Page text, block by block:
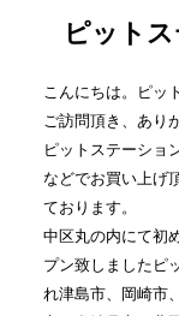
ピット
こんにちは。ピッ
ご訪問頂き、あり
ピットステーショ
などでお買い上げ
ております。
中区丸の内にて初
プン致しましたピ
れ津島市、岡崎市